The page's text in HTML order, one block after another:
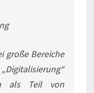
große Bereiche
als Teil von